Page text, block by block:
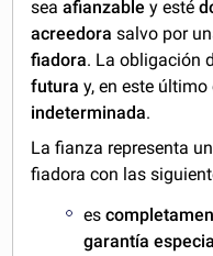
seaafianzable y esté
acreedorasalvo por
fiadora. La obligación
futura y, en este
indeterminada.
La fianza representa
fiadora con las
es
garantía